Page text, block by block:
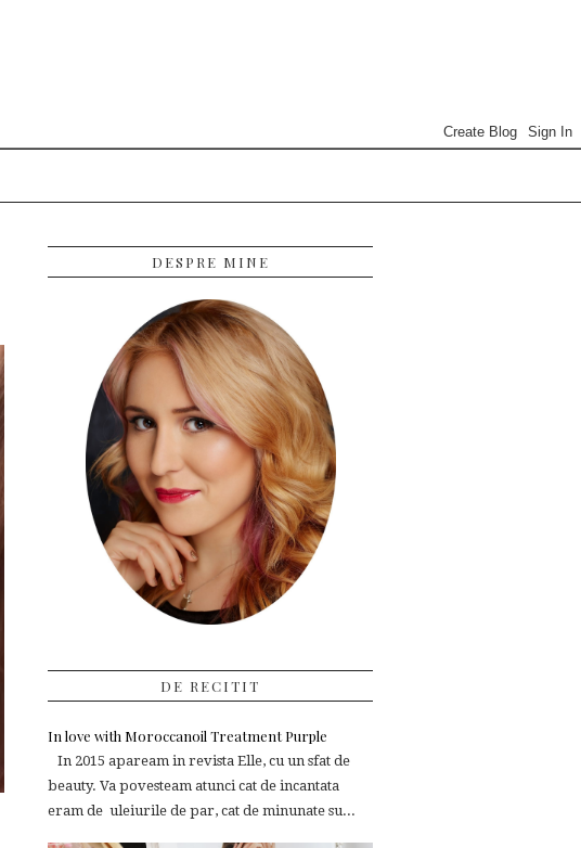
DESPRE MINE
DE RECITIT
In love with Moroccanoil Treatment Purple
In 2015 apaream in revista Elle, cu un sfat de
beauty. Va povesteam atunci cat de incantata
eram de uleiurile de par, cat de minunate su...